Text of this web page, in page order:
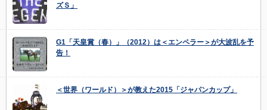
ズＳ」
G1「天皇賞（春）」（2012）は＜エンペラー＞が大波乱を予
告！
＜世界（ワールド）＞が教えた2015「ジャパンカップ」